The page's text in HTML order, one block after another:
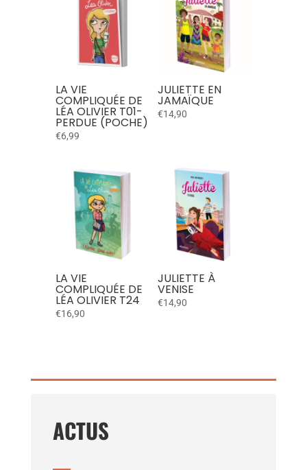
LA VIE
COMPLIQUÉE DE
LÉA OLIVIER T01-
PERDUE (POCHE)
€6,99
JULIETTE EN
JAMAÏQUE
€14,90
LA VIE
COMPLIQUÉE DE
LÉA OLIVIER T24
€16,90
JULIETTE À
VENISE
€14,90
ACTUS